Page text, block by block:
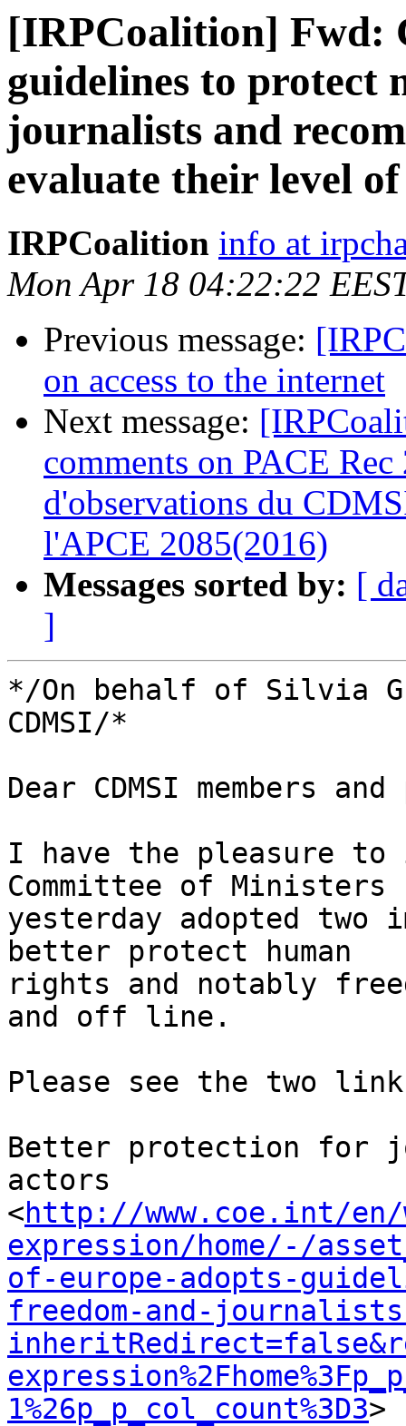
[IRPCoalition] Fwd:
guidelines to protect
journalists and
evaluate their level
IRPCoalition info at
Mon Apr 18 04:22:22
Previous message:
on access to the internet
Next message:
comments on PACE
d'observations du
l'APCE 2085(2016)
Messages sorted by: [
]
*/On behalf of Silvia
CDMSI/*
Dear CDMSI members
I have the pleasure to
Committee of Ministers
yesterday adopted two
better protect human
rights and notably
and off line.
Please see the two
Better protection for
actors
<http://www.coe.int/en/
expression/home/-/
of-europe-adopts-
freedom-and-
1%26p_p_col_count%3D3>